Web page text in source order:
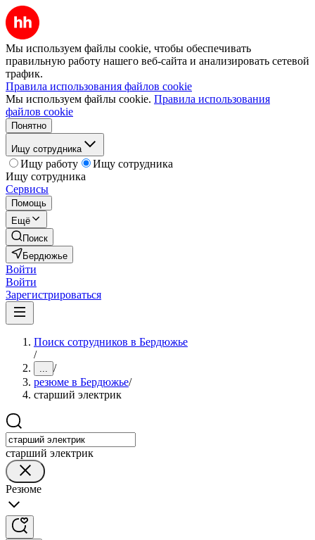
Мы используем файлы cookie, чтобы обеспечивать
правильную работу нашего веб-сайта и анализировать сетевой
трафик.
Правила использования файлов cookie
Мы используем файлы cookie. Правила использования
файлов cookie
Понятно
Ищу сотрудника
Ищу работу
Ищу сотрудника
Ищу сотрудника
Сервисы
Помощь
Ещё
Поиск
Бердюжье
Войти
Войти
Зарегистрироваться
Поиск сотрудников в Бердюжье
/
... /
резюме в Бердюжье/
старший электрик
старший электрик
Резюме